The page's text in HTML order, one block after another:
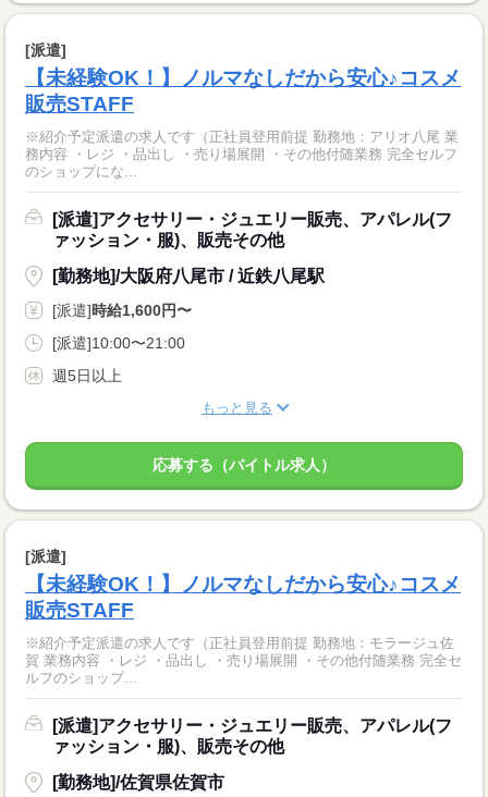
[派遣]
【未経験OK！】ノルマなしだから安心♪コスメ
販売STAFF
※紹介予定派遣の求人です（正社員登用前提 勤務地：アリオ八尾 業
務内容 ・レジ ・品出し ・売り場展開 ・その他付随業務 完全セルフ
のショップにな...
[派遣]アクセサリー・ジュエリー販売、アパレル(フ
ァッション・服)、販売その他
[勤務地]/大阪府八尾市 / 近鉄八尾駅
[派遣]時給1,600円〜
[派遣]10:00〜21:00
週5日以上
もっと見る
応募する（バイトル求人）
[派遣]
【未経験OK！】ノルマなしだから安心♪コスメ
販売STAFF
※紹介予定派遣の求人です（正社員登用前提 勤務地：モラージュ佐
賀 業務内容 ・レジ ・品出し ・売り場展開 ・その他付随業務 完全セ
ルフのショップ...
[派遣]アクセサリー・ジュエリー販売、アパレル(フ
ァッション・服)、販売その他
[勤務地]/佐賀県佐賀市